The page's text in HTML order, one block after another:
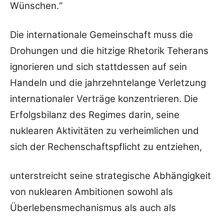
Wünschen.“
Die internationale Gemeinschaft muss die
Drohungen und die hitzige Rhetorik Teherans
ignorieren und sich stattdessen auf sein
Handeln und die jahrzehntelange Verletzung
internationaler Verträge konzentrieren. Die
Erfolgsbilanz des Regimes darin, seine
nuklearen Aktivitäten zu verheimlichen und
sich der Rechenschaftspflicht zu entziehen,
unterstreicht seine strategische Abhängigkeit
von nuklearen Ambitionen sowohl als
Überlebensmechanismus als auch als